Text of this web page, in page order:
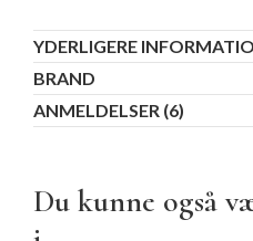
YDERLIGERE
BRAND
ANMELDELSER (6)
Du kunne også